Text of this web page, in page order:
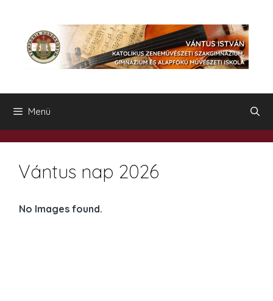
tartalomba
Menü
Vántus nap 2026
No Images found.